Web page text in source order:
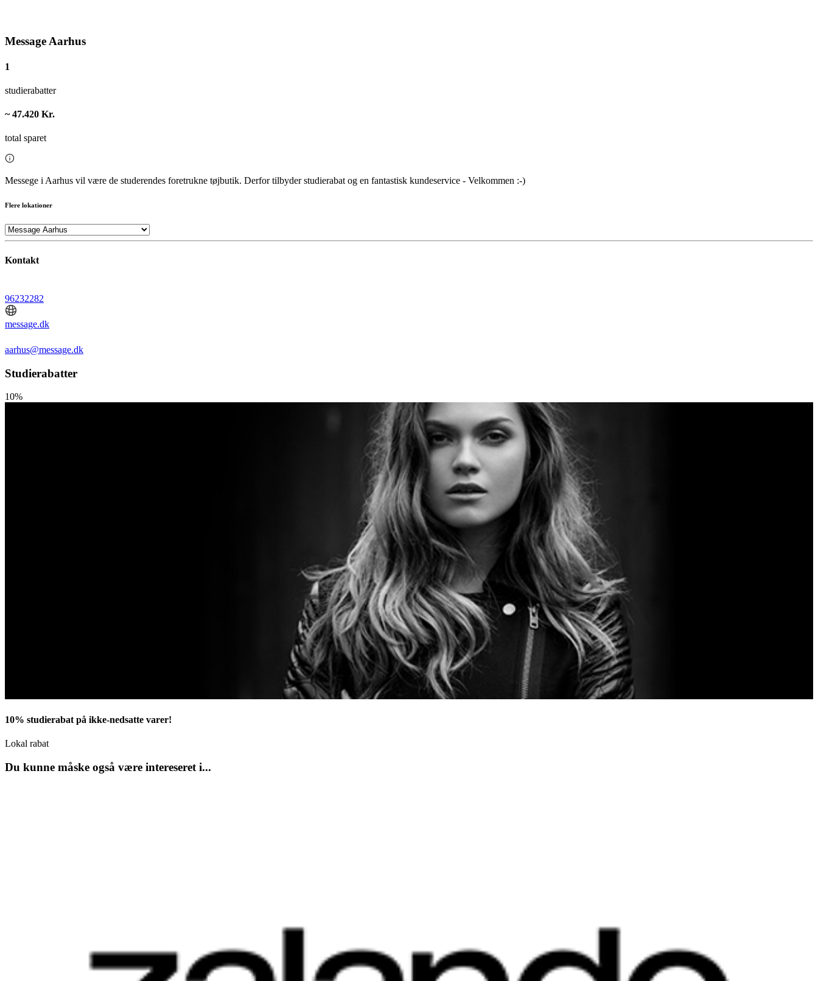
Message Aarhus
1
studierabatter
~ 47.420 Kr.
total sparet
Messege i Aarhus vil være de studerendes foretrukne tøjbutik. Derfor tilbyder studierabat og en fantastisk kundeservice - Velkommen :-)
Flere lokationer
Kontakt
96232282
message.dk
aarhus@message.dk
Studierabatter
10%
10% studierabat på ikke-nedsatte varer!
Lokal rabat
Du kunne måske også være intereseret i...